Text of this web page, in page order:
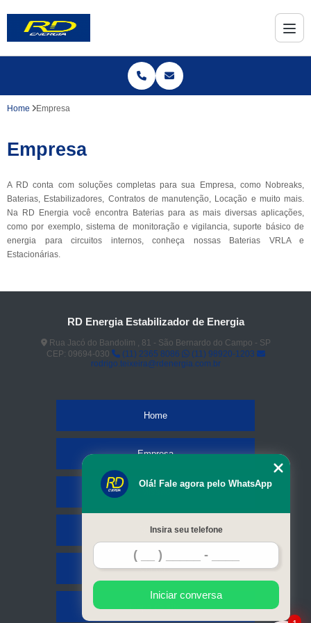
Home Empresa
Empresa
A RD conta com soluções completas para sua Empresa, como Nobreaks,
Baterias, Estabilizadores, Contratos de manutenção, Locação e muito mais.
Na RD Energia você encontra Baterias para as mais diversas aplicações,
como por exemplo, sistema de monitoração e vigilancia, suporte básico de
energia para circuitos internos, conheça nossas Baterias VRLA e
Estacionárias.
RD Energia Estabilizador de Energia
Rua Jacó do Bandolim , 81 - São Bernardo do Campo - SP
CEP: 09694-030
(11) 2365 8086
(11) 98920-1203
rodrigo.teixeira@rdenergia.com.br
Home
Empresa
Serviços
Contato
Mapa do site
Olá! Fale agora pelo WhatsApp
Insira seu telefone
Iniciar conversa